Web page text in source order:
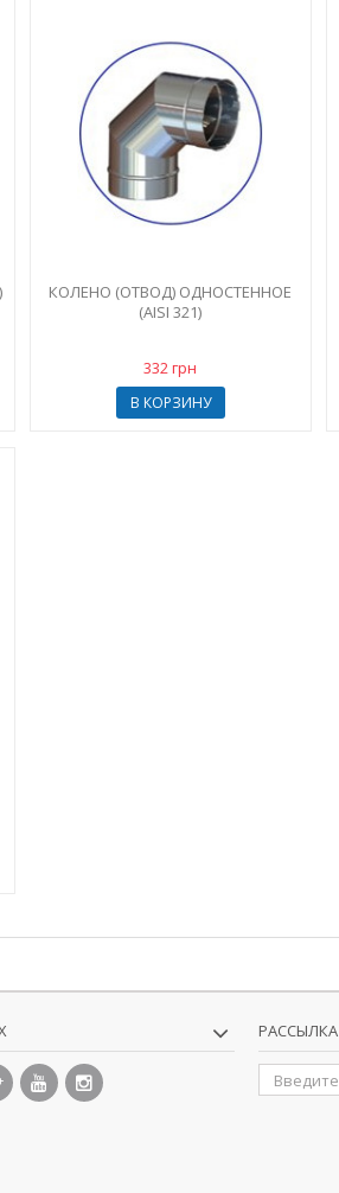
КОЛЕНО (ОТВОД) ОДНОСТЕННОЕ
(AISI 321)
332 грн
В КОРЗИНУ
РАССЫЛКА